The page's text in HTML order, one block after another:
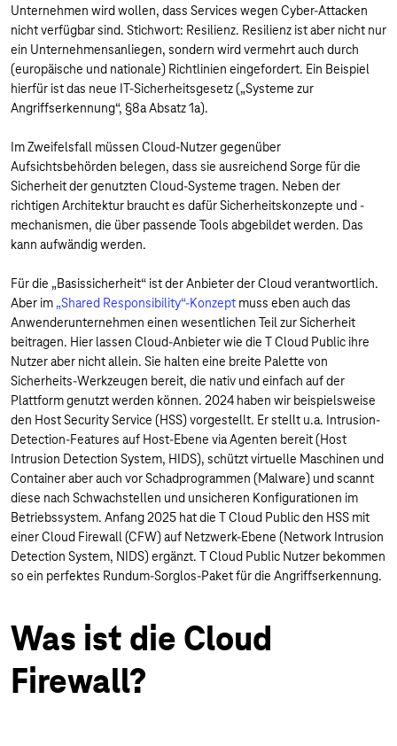
Unternehmen wird wollen, dass Services wegen Cyber-Attacken
nicht verfügbar sind. Stichwort: Resilienz. Resilienz ist aber nicht nur
ein Unternehmensanliegen, sondern wird vermehrt auch durch
(europäische und nationale) Richtlinien eingefordert. Ein Beispiel
hierfür ist das neue IT-Sicherheitsgesetz („Systeme zur
Angriffserkennung“, §8a Absatz 1a).
Im Zweifelsfall müssen Cloud-Nutzer gegenüber
Aufsichtsbehörden belegen, dass sie ausreichend Sorge für die
Sicherheit der genutzten Cloud-Systeme tragen. Neben der
richtigen Architektur braucht es dafür Sicherheitskonzepte und -
mechanismen, die über passende Tools abgebildet werden. Das
kann aufwändig werden.
Für die „Basissicherheit“ ist der Anbieter der Cloud verantwortlich.
Aber im„Shared Responsibility“-Konzept muss eben auch das
Anwenderunternehmen einen wesentlichen Teil zur Sicherheit
beitragen. Hier lassen Cloud-Anbieter wie die T Cloud Public ihre
Nutzer aber nicht allein. Sie halten eine breite Palette von
Sicherheits-Werkzeugen bereit, die nativ und einfach auf der
Plattform genutzt werden können. 2024 haben wir beispielsweise
den Host Security Service (HSS) vorgestellt. Er stellt u.a. Intrusion-
Detection-Features auf Host-Ebene via Agenten bereit (Host
Intrusion Detection System, HIDS), schützt virtuelle Maschinen und
Container aber auch vor Schadprogrammen (Malware) und scannt
diese nach Schwachstellen und unsicheren Konfigurationen im
Betriebssystem. Anfang 2025 hat die T Cloud Public den HSS mit
einer Cloud Firewall (CFW) auf Netzwerk-Ebene (Network Intrusion
Detection System, NIDS) ergänzt. T Cloud Public Nutzer bekommen
so ein perfektes Rundum-Sorglos-Paket für die Angriffserkennung.
Was ist die Cloud
Firewall?